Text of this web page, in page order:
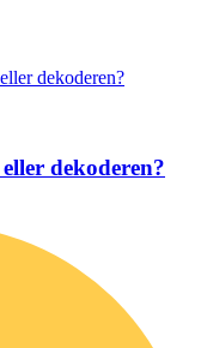
dekoderen?
dekoderen?